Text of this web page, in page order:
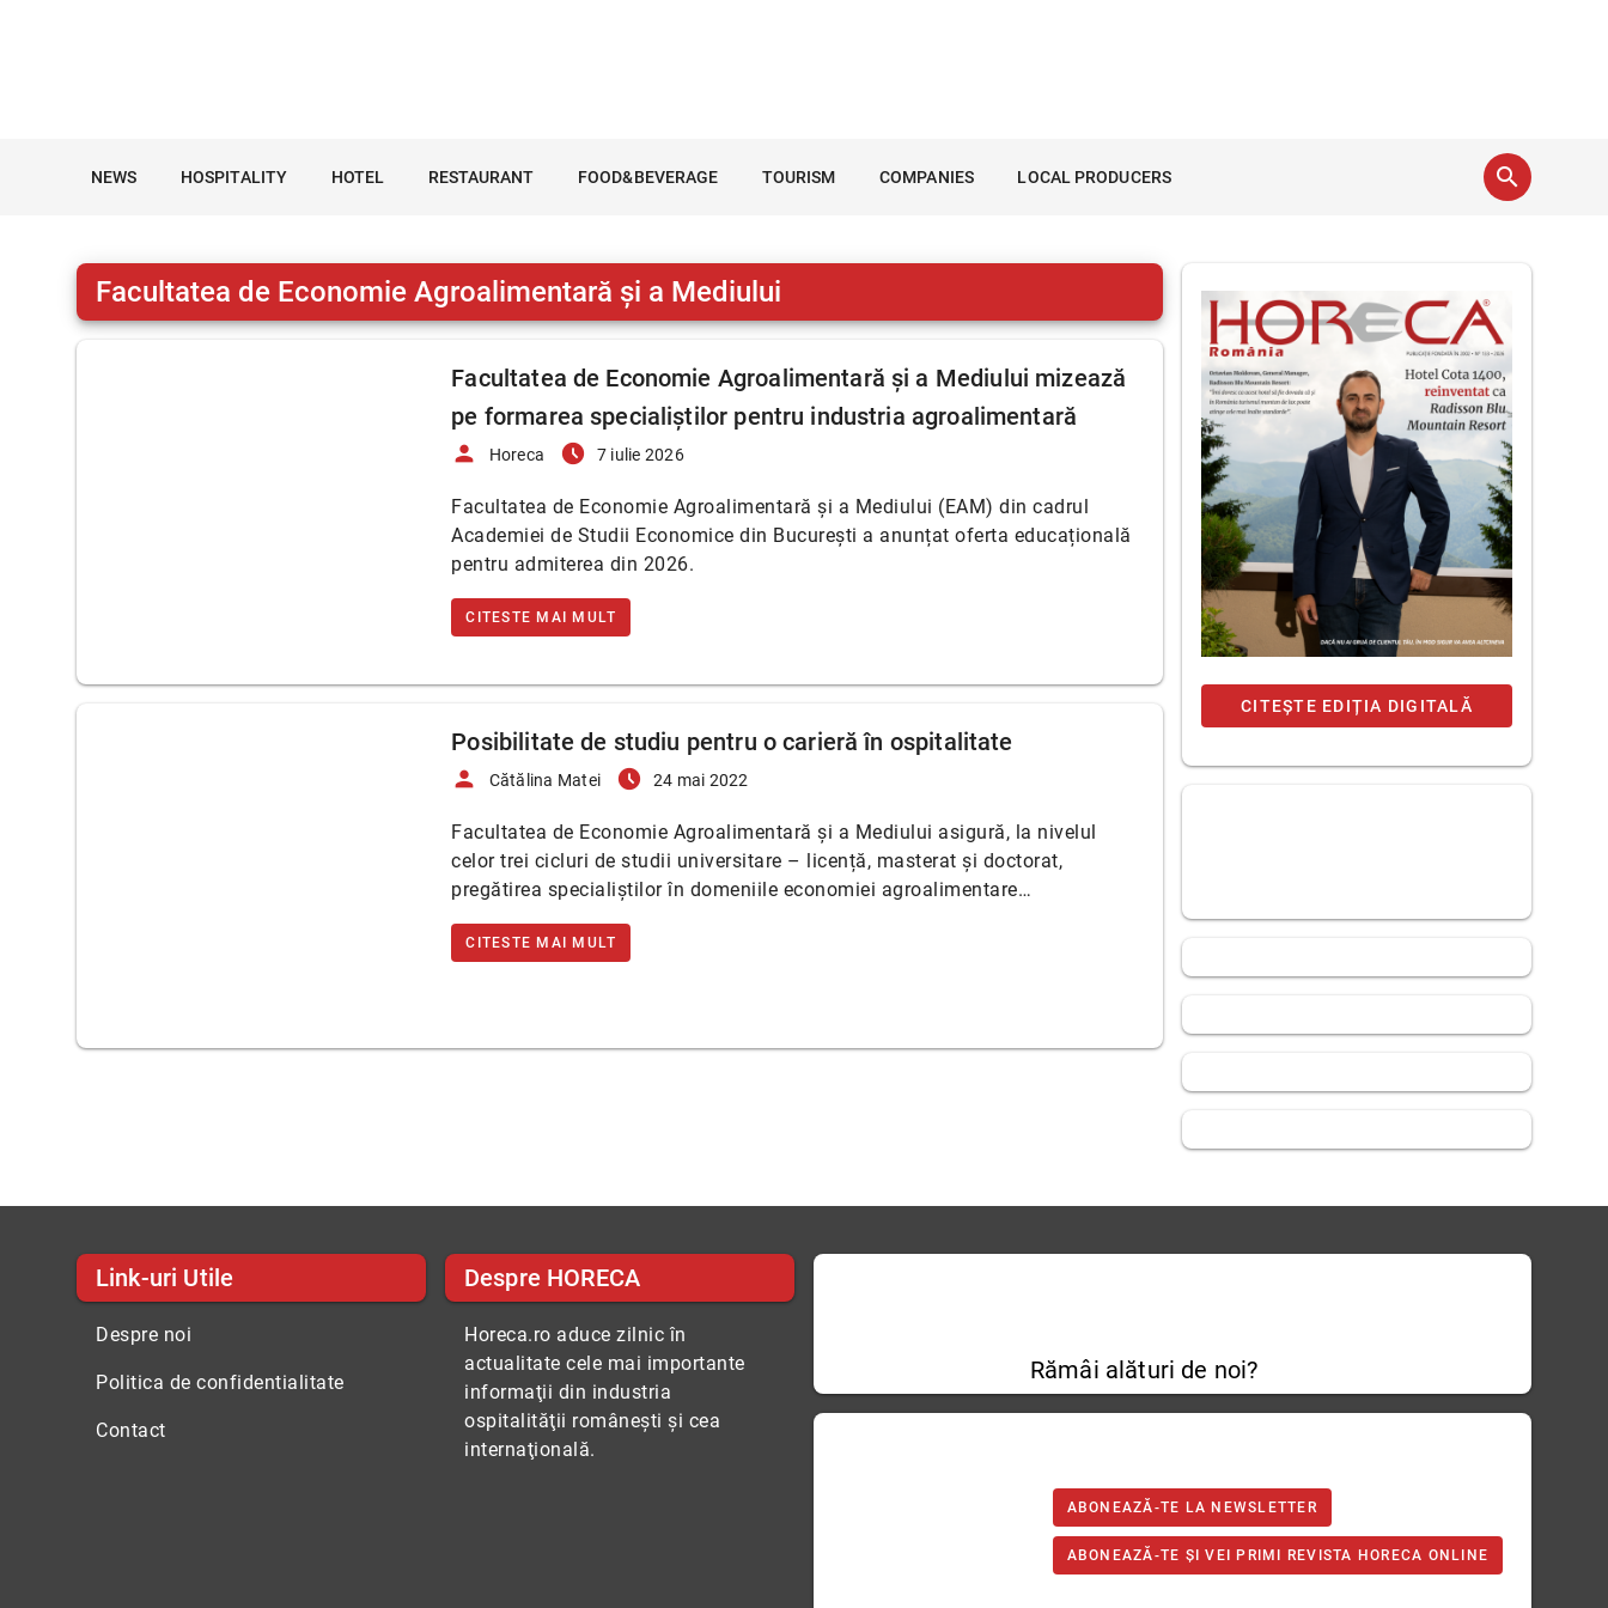
NEWS HOSPITALITY HOTEL RESTAURANT FOOD&BEVERAGE TOURISM COMPANIES LOCAL PRODUCERS search
Facultatea de Economie Agroalimentară și a Mediului
Facultatea de Economie Agroalimentară și a Mediului mizează
pe formarea specialiștilor pentru industria agroalimentară
person Horeca access_time_filled 7 iulie 2026
Facultatea de Economie Agroalimentară și a Mediului (EAM) din cadrul
Academiei de Studii Economice din București a anunțat oferta educațională
pentru admiterea din 2026.
CITESTE MAI MULT
Posibilitate de studiu pentru o carieră în ospitalitate
person Cătălina Matei access_time_filled 24 mai 2022
Facultatea de Economie Agroalimentară și a Mediului asigură, la nivelul
celor trei cicluri de studii universitare – licență, masterat și doctorat,
pregătirea specialiștilor în domeniile economiei agroalimentare…
CITESTE MAI MULT
CITEȘTE EDIȚIA DIGITALĂ
Link-uri Utile
Despre noi
Politica de confidentialitate
Contact
Despre HORECA
Horeca.ro aduce zilnic în
actualitate cele mai importante
informaţii din industria
ospitalităţii româneşti şi cea
internaţională.
Rămâi alături de noi?
ABONEAZĂ-TE LA NEWSLETTER
ABONEAZĂ-TE ȘI VEI PRIMI REVISTA HORECA ONLINE